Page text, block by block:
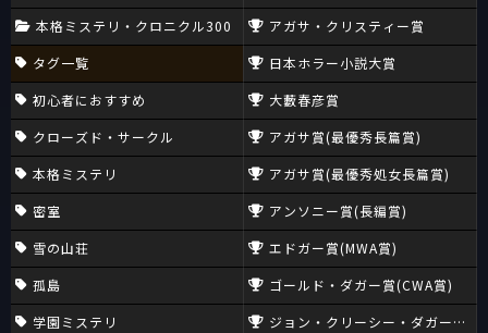
本格ミステリ・クロニクル300
タグ一覧
初心者におすすめ
クローズド・サークル
本格ミステリ
密室
雪の山荘
孤島
学園ミステリ
アガサ・クリスティー賞
日本ホラー小説大賞
大藪春彦賞
アガサ賞(最優秀長篇賞)
アガサ賞(最優秀処女長篇賞)
アンソニー賞(長編賞)
エドガー賞(MWA賞)
ゴールド・ダガー賞(CWA賞)
ジョン・クリーシー・ダガー賞